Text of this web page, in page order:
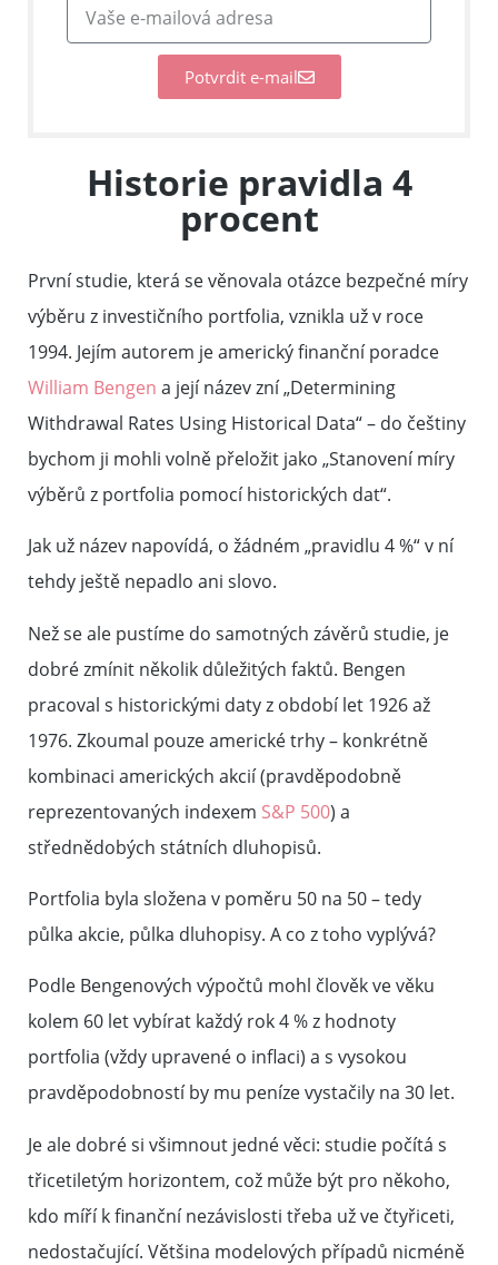
Potvrdit e-mail
Historie pravidla 4
procent
První studie, která se věnovala otázce bezpečné míry
výběru z investičního portfolia, vznikla už v roce
1994. Jejím autorem je americký finanční poradce
William Bengen a její název zní „Determining
Withdrawal Rates Using Historical Data“ – do češtiny
bychom ji mohli volně přeložit jako „Stanovení míry
výběrů z portfolia pomocí historických dat“.
Jak už název napovídá, o žádném „pravidlu 4 %“ v ní
tehdy ještě nepadlo ani slovo.
Než se ale pustíme do samotných závěrů studie, je
dobré zmínit několik důležitých faktů. Bengen
pracoval s historickými daty z období let 1926 až
1976. Zkoumal pouze americké trhy – konkrétně
kombinaci amerických akcií (pravděpodobně
reprezentovaných indexem S&P 500) a
střednědobých státních dluhopisů.
Portfolia byla složena v poměru 50 na 50 – tedy
půlka akcie, půlka dluhopisy. A co z toho vyplývá?
Podle Bengenových výpočtů mohl člověk ve věku
kolem 60 let vybírat každý rok 4 % z hodnoty
portfolia (vždy upravené o inflaci) a s vysokou
pravděpodobností by mu peníze vystačily na 30 let.
Je ale dobré si všimnout jedné věci: studie počítá s
třicetiletým horizontem, což může být pro někoho,
kdo míří k finanční nezávislosti třeba už ve čtyřiceti,
nedostačující. Většina modelových případů nicméně